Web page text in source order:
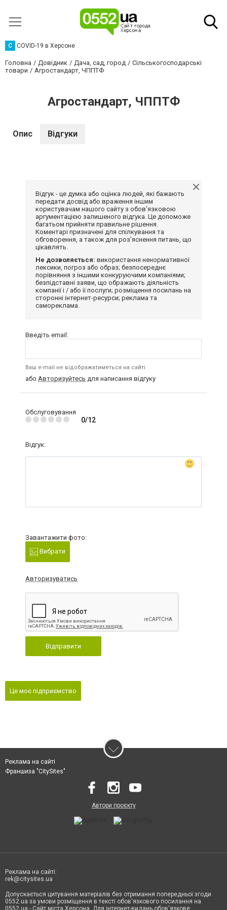
C COVID-19 в Херсоне
Головна Довідник Дача, сад, город
Сільськогосподарські
товари
Агростандарт, ЧППТФ
Агростандарт, ЧППТФ
Опис Відгуки
Відгук - це думка або оцінка людей, які бажають
передати досвід або враження іншим
користувачам нашого сайту з обов'язковою
аргументацією залишеного відгука. Це допоможе
багатьом прийняти правильне рішення.
Коментарі призначені для спілкування та
обговорення, а також для роз'яснення питань, що
цікавлять.
Не дозволяється: використання ненормативної
лексики, погроз або образ; безпосереднє
порівняння з іншими конкуруючими компаніями;
безпідставні заяви, що ображають діяльність
компанії і / або її послуги; розміщення посилань на
сторонні інтернет-ресурси; реклама та
самореклама.
Введіть email:
Ваш e-mail не відображатиметься на сайті
або Авторизуйтесь для написання відгуку
Обслуговування
0/12
Відгук:
Завантажити фото:
Вибрати
Авторизуватись
Відправити
Це моє підприємство
Реклама на сайті
Франшиза "CitySites"
Автори проєкту
Реклама на сайті:
rek@citysites.ua
Допускається цитування матеріалів без отримання попередньої згоди
0552.ua за умови розміщення в тексті обов'язкового посилання на
0552.ua - Сайт міста Херсона. Для інтернет-видань обов'язкове